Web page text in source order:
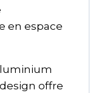
en espace
offre